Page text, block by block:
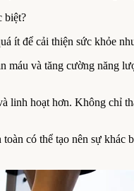
biệt?
ít để cải thiện sức khỏe
và tăng cường năng
linh hoạt hơn. Không
có thể tạo nên sự